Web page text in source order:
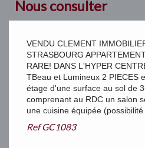
Nous consulter
VENDU CLEMENT
STRASBOURG
RARE! DANS L'HYPER
TBeau et Lumineux 2 PIECES
étage d'une surface au sol de
comprenant au RDC un salon
une cuisine équipée (possibilité
RefGC1083